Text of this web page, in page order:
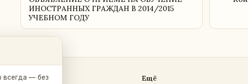
ИНОСТРАННЫХ ГРАЖДАН В 2014/2015
УЧЕБНОМ ГОДУ
Разделы Ещё
всегда — без